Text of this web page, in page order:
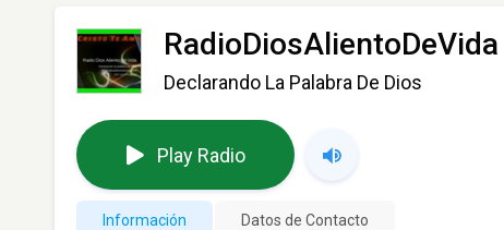
RadioDiosAlientoDeVida
Declarando La Palabra De Dios
Play Radio
Información Datos de Contacto